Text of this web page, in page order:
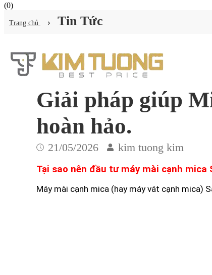
(0)
Trang chủ Tin Tức
Giải pháp giúp
hoàn hảo.
21/05/2026 kim tuong kim
Tại sao nên đầu tư máy mài cạnh mica
Máy mài cạnh mica (hay máy vát cạnh mica)